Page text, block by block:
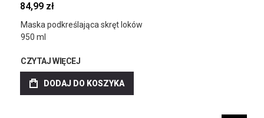
84,99 zł
Maska podkreślająca skręt loków
950 ml
CZYTAJ WIĘCEJ
DODAJ DO KOSZYKA